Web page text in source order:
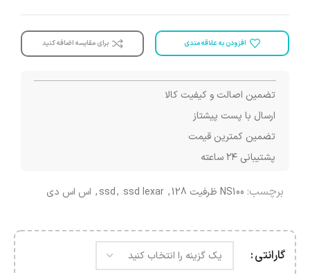
افزودن به علاقه مندی برای مقایسه اضافه کنید
تضمین اصالت و کیفیت کالا
ارسال با پست پیشتاز
تضمین کمترین قیمت
پشتیبانی ۲۴ ساعته
برچسب: NS100 ظرفیت 128 ,
ssd, ssd lexar
, اس اس دی
گارانتی